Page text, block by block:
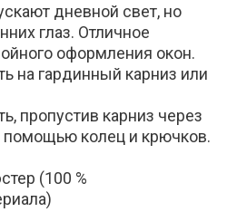
дневной свет, но
глаз. Отличное
оформления окон.
на гардинный карниз или
пропустив карниз через
помощью колец и крючков.
(100 %